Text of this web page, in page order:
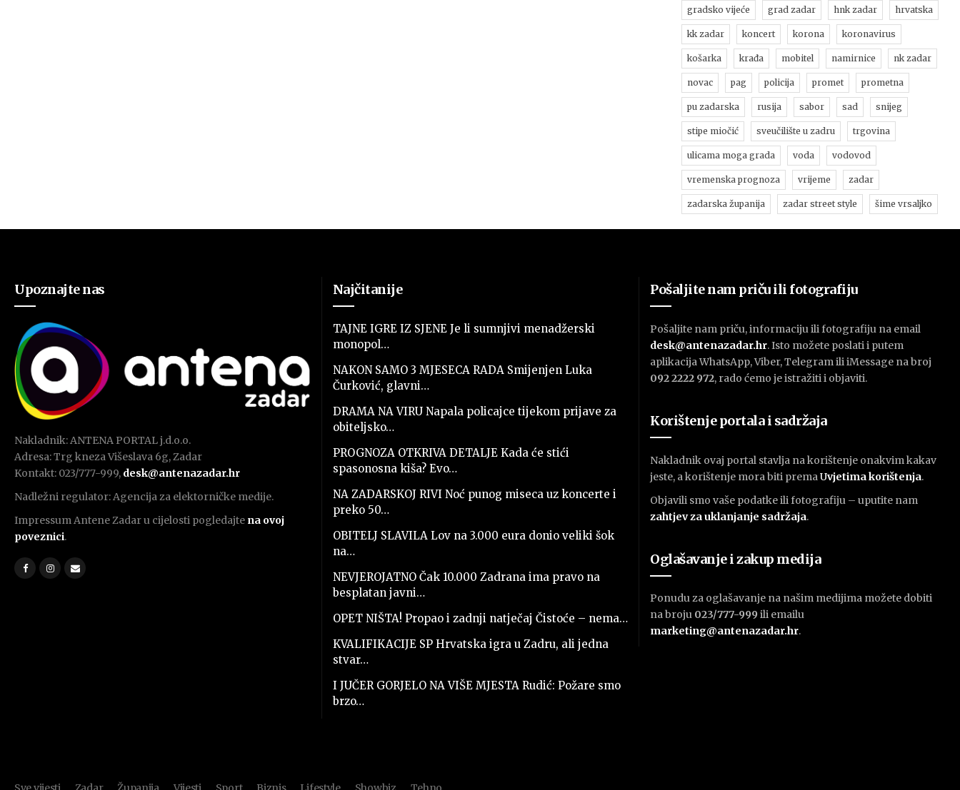
gradsko vijeće grad zadar hnk zadar hrvatska
kk zadar koncert korona koronavirus
košarka krađa mobitel namirnice nk zadar
novac pag policija promet prometna
pu zadarska rusija sabor sad snijeg
stipe miočić sveučilište u zadru trgovina
ulicama moga grada voda vodovod
vremenska prognoza vrijeme zadar
zadarska županija zadar street style šime vrsaljko
Upoznajte nas
Nakladnik: ANTENA PORTAL j.d.o.o.
Adresa: Trg kneza Višeslava 6g, Zadar
Kontakt: 023/777-999, desk@antenazadar.hr
Nadležni regulator: Agencija za elektorničke medije.
Impressum Antene Zadar u cijelosti pogledajte na ovoj
poveznici.
Najčitanije
TAJNE IGRE IZ SJENE Je li sumnjivi menadžerski
monopol…
NAKON SAMO 3 MJESECA RADA Smijenjen Luka
Čurković, glavni…
DRAMA NA VIRU Napala policajce tijekom prijave za
obiteljsko…
PROGNOZA OTKRIVA DETALJE Kada će stići
spasonosna kiša? Evo…
NA ZADARSKOJ RIVI Noć punog miseca uz koncerte i
preko 50…
OBITELJ SLAVILA Lov na 3.000 eura donio veliki šok
na…
NEVJEROJATNO Čak 10.000 Zadrana ima pravo na
besplatan javni…
OPET NIŠTA! Propao i zadnji natječaj Čistoće – nema…
KVALIFIKACIJE SP Hrvatska igra u Zadru, ali jedna
stvar…
I JUČER GORJELO NA VIŠE MJESTA Rudić: Požare smo
brzo…
Pošaljite nam priču ili fotografiju
Pošaljite nam priču, informaciju ili fotografiju na email
desk@antenazadar.hr. Isto možete poslati i putem
aplikacija WhatsApp, Viber, Telegram ili iMessage na broj
092 2222 972, rado ćemo je istražiti i objaviti.
Korištenje portala i sadržaja
Nakladnik ovaj portal stavlja na korištenje onakvim kakav
jeste, a korištenje mora biti premaUvjetima korištenja.
Objavili smo vaše podatke ili fotografiju – uputite nam
zahtjev za uklanjanje sadržaja.
Oglašavanje i zakup medija
Ponudu za oglašavanje na našim medijima možete dobiti
na broju 023/777-999 ili emailu
marketing@antenazadar.hr.